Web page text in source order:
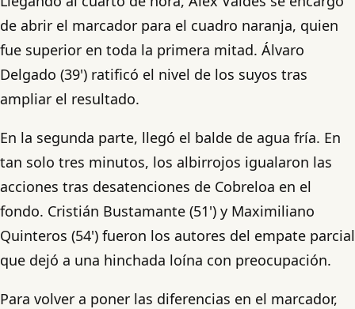
de abrir el marcador para el cuadro naranja, quien
fue superior en toda la primera mitad. Álvaro
Delgado (39') ratificó el nivel de los suyos tras
ampliar el resultado.
En la segunda parte, llegó el balde de agua fría. En
tan solo tres minutos, los albirrojos igualaron las
acciones tras desatenciones de Cobreloa en el
fondo. Cristián Bustamante (51') y Maximiliano
Quinteros (54') fueron los autores del empate parcial
que dejó a una hinchada loína con preocupación.
Para volver a poner las diferencias en el marcador,